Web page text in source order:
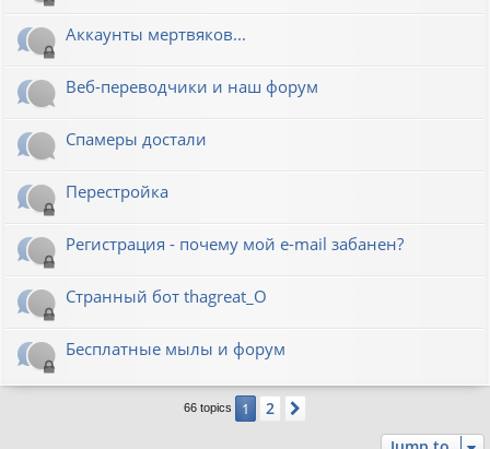
Аккаунты мертвяков...
Веб-переводчики и наш форум
Спамеры достали
Перестройка
Регистрация - почему мой e-mail забанен?
Странный бот thagreat_O
Бесплатные мылы и форум
66 topics 1 2